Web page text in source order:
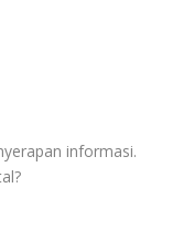
informasi.